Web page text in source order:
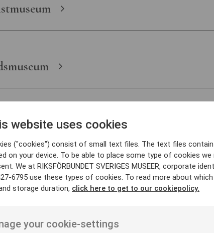
website uses cookies
("cookies") consist of small text files. The text files
on your device. To be able to place some type of cookies we
We at RIKSFÖRBUNDET SVERIGES MUSEER, corporate
6795 use these types of cookies. To read more about
storage duration, click here to get to our cookiepolicy.
your cookie-settings